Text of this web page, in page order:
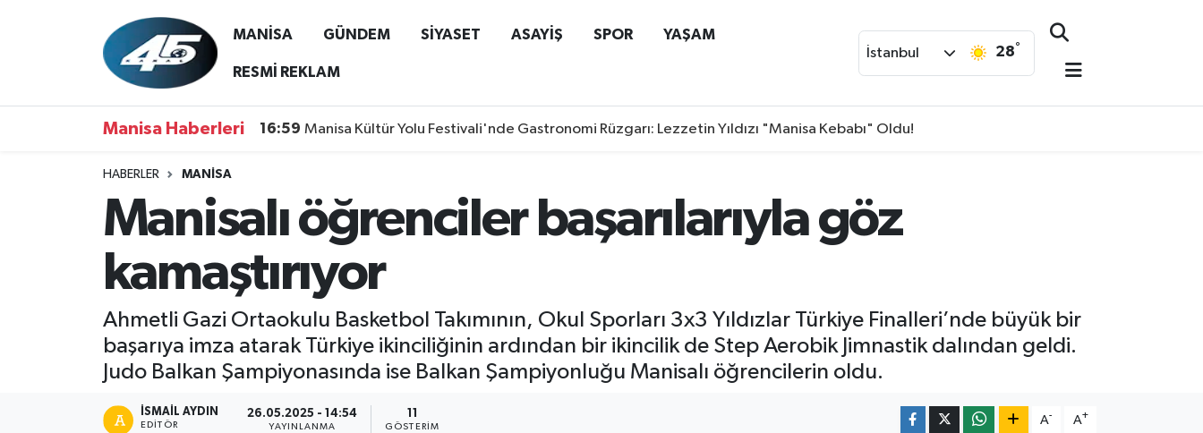
MANİSA GÜNDEM SİYASET ASAYİŞ SPOR YAŞAM
RESMİ REKLAM
İstanbul 28°
Manisa Haberleri 16:59 Manisa Kültür Yolu Festivali'nde Gastronomi Rüzgarı: Lezzetin Yıldızı "Manisa Kebabı" Oldu!
HABERLER MANİSA
Manisalı öğrenciler başarılarıyla göz
kamaştırıyor
Ahmetli Gazi Ortaokulu Basketbol Takımının, Okul Sporları 3x3 Yıldızlar Türkiye Finalleri’nde büyük bir
başarıya imza atarak Türkiye ikinciliğinin ardından bir ikincilik de Step Aerobik Jimnastik dalından geldi.
Judo Balkan Şampiyonasında ise Balkan Şampiyonluğu Manisalı öğrencilerin oldu.
İSMAIL AYDIN
EDITÖR
26.05.2025 - 14:54
YAYINLANMA GÖSTERIM
A- A+
MANİSA
RESMİ REKLAM
Hava Durumu
Tüm Manşetler
Son Dakika Haberleri